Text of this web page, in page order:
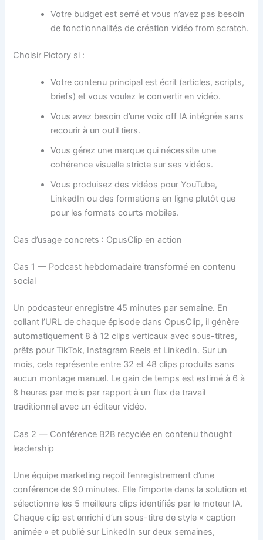
Votre budget est serré et vous n’avez pas besoin
de fonctionnalités de création vidéo from scratch.
Choisir Pictory si :
Votre contenu principal est écrit (articles, scripts,
briefs) et vous voulez le convertir en vidéo.
Vous avez besoin d’une voix off IA intégrée sans
recourir à un outil tiers.
Vous gérez une marque qui nécessite une
cohérence visuelle stricte sur ses vidéos.
Vous produisez des vidéos pour YouTube,
LinkedIn ou des formations en ligne plutôt que
pour les formats courts mobiles.
Cas d’usage concrets : OpusClip en action
Cas 1 — Podcast hebdomadaire transformé en contenu
social
Un podcasteur enregistre 45 minutes par semaine. En
collant l’URL de chaque épisode dans OpusClip, il génère
automatiquement 8 à 12 clips verticaux avec sous-titres,
prêts pour TikTok, Instagram Reels et LinkedIn. Sur un
mois, cela représente entre 32 et 48 clips produits sans
aucun montage manuel. Le gain de temps est estimé à 6 à
8 heures par mois par rapport à un flux de travail
traditionnel avec un éditeur vidéo.
Cas 2 — Conférence B2B recyclée en contenu thought
leadership
Une équipe marketing reçoit l’enregistrement d’une
conférence de 90 minutes. Elle l’importe dans la solution et
sélectionne les 5 meilleurs clips identifiés par le moteur IA.
Chaque clip est enrichi d’un sous-titre de style « caption
animée » et publié sur LinkedIn sur deux semaines,